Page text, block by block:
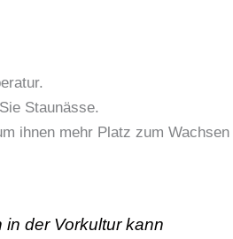
Staunässe.
ihnen mehr Platz zum Wachsen
der Vorkultur kann